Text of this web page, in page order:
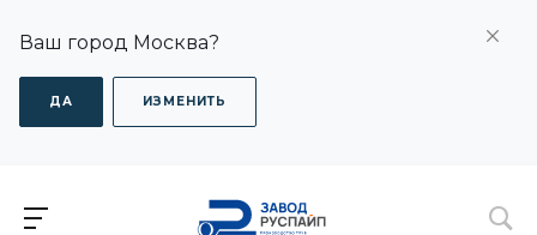
Ваш город Москва?
ДА ИЗМЕНИТЬ